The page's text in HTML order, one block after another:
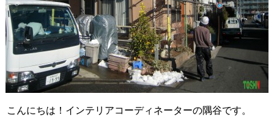
こんにちは！インテリアコーディネーターの隅谷です。